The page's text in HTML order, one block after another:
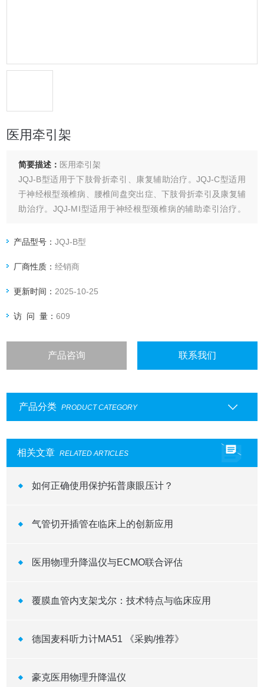
医用牵引架
简要描述： 医用牵引架
JQJ-B型适用于下肢骨折牵引、康复辅助治疗。JQJ-C型适用
于神经根型颈椎病、腰椎间盘突出症、下肢骨折牵引及康复辅
助治疗。JQJ-MⅠ型适用于神经根型颈椎病的辅助牵引治疗。
产品型号：JQJ-B型
厂商性质：经销商
更新时间： 2025-10-25
访 问 量：609
产品咨询 联系我们
产品分类 PRODUCT CATEGORY
相关文章 RELATED ARTICLES
如何正确使用保护拓普康眼压计？
气管切开插管在临床上的创新应用
医用物理升降温仪与ECMO联合评估
覆膜血管内支架戈尔：技术特点与临床应用
德国麦科听力计MA51 《采购/推荐》
豪克医用物理升降温仪